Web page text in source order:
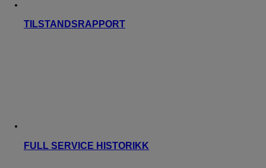
TILSTANDSRAPPORT
FULL SERVICE HISTORIKK